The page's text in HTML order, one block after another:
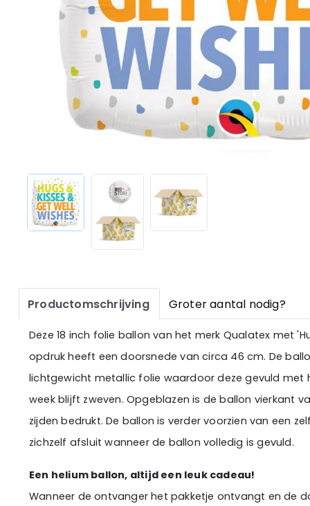
Productomschrijving Groter aantal nodig?
Deze 18 inch folie ballon van het merk Qualatex met
opdruk heeft een doorsnede van circa 46 cm. De
lichtgewicht metallic folie waardoor deze gevuld met
week blijft zweven. Opgeblazen is de ballon vierkant
zijden bedrukt. De ballon is verder voorzien van een
zichzelf afsluit wanneer de ballon volledig is gevuld.
Een helium ballon, altijd een leuk cadeau!
Wanneer de ontvanger het pakketje ontvangt en de